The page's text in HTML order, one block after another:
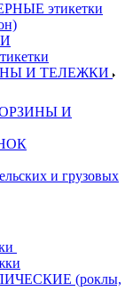
этикетки
И ТЕЛЕЖКИ
И
и грузовых
(роклы,